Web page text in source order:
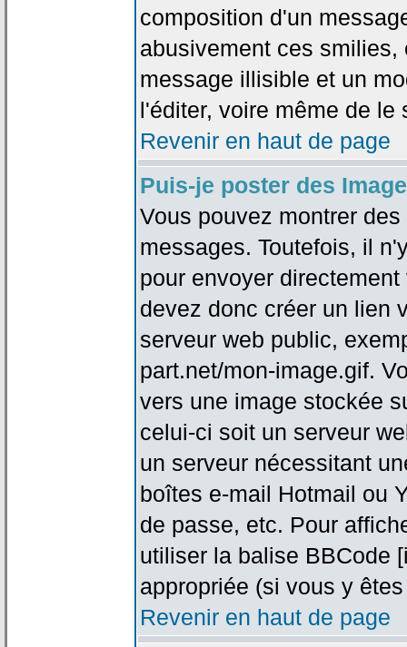
composition d'un
abusivement ces
message illisible et un
l'éditer, voire même de le
Revenir en haut de page
Puis-je poster des
Vous pouvez montrer
messages. Toutefois, il
pour envoyer
devez donc créer un lien
serveur web public,
part.net/mon-image.gif.
vers une image stockée
celui-ci soit un serveur
un serveur nécessitant
boîtes e-mail Hotmail ou
de passe, etc. Pour
utiliser la balise BBCode
appropriée (si vous y
Revenir en haut de page